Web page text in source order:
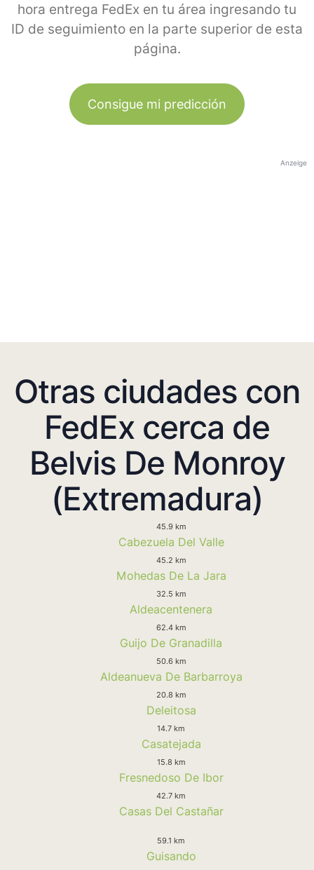
hora entrega FedEx en tu área ingresando tu
ID de seguimiento en la parte superior de esta
página.
Consigue mi predicción
Anzeige
Otras ciudades con
FedEx cerca de
Belvis De Monroy
(Extremadura)
45.9 km
Cabezuela Del Valle
45.2 km
Mohedas De La Jara
32.5 km
Aldeacentenera
62.4 km
Guijo De Granadilla
50.6 km
Aldeanueva De Barbarroya
20.8 km
Deleitosa
14.7 km
Casatejada
15.8 km
Fresnedoso De Ibor
42.7 km
Casas Del Castañar
59.1 km
Guisando